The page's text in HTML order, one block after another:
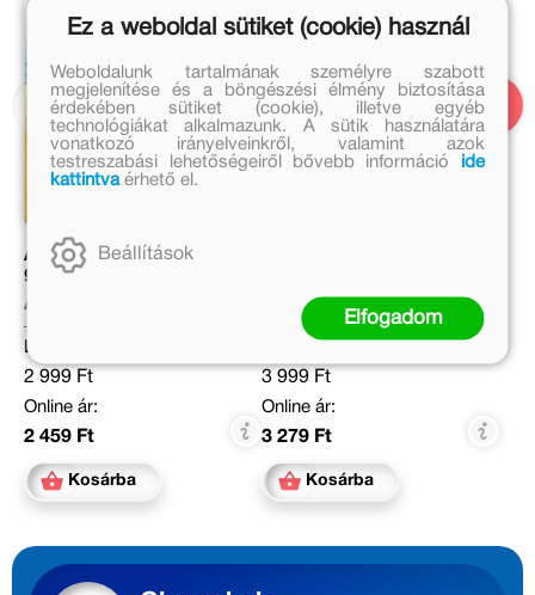
Asterix 30. - Obelix
gályázik
Albert Uderzo
Eredeti ár:
2 999 Ft
Online ár:
2 459 Ft
Kosárba
René Goscinny
3 999 Ft
Online ár:
3 279 Ft
Kosárba
Ez a weboldal sütiket (cookie) használ
Weboldalunk tartalmának személyre szabott
megjelenítése és a böngészési élmény biztosítása
érdekében sütiket (cookie), illetve egyéb
technológiákat alkalmazunk. A sütik használatára
vonatkozó irányelveinkről, valamint azok
testreszabási lehetőségeiről bővebb információ
ide
kattintvaérhető el.
Beállítások
Elfogadom